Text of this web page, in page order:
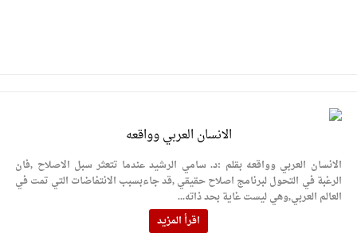
الانسان العربي وواقعه
الانسان العربي وواقعه بقلم :د. سامي الرشيد عندما تتعثر سبل الاصلاح ,فان
الرغبة في التحول لبرنامج اصلاح حقيقي ,قد جاءبسبب الانتفاضات التي تمت في
العالم العربي,وهي ليست غاية بحد ذاته...
اقرأ المزيد